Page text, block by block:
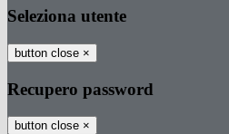
Seleziona utente
button close ×
Recupero password
button close ×